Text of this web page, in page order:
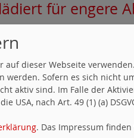
für engere
- MdB
dieser Webseite
Sofern es sich nicht
aktiv sind. Im Falle der
USA, nach Art. 49 (1) (a)
. Das Impressum finden